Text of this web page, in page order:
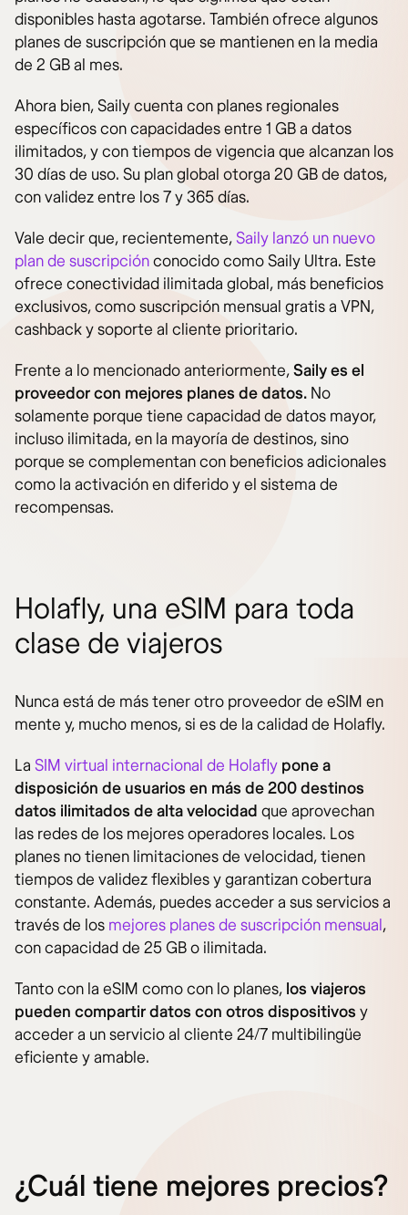
disponibles hasta agotarse. También ofrece algunos
planes de suscripción que se mantienen en la media
de 2 GB al mes.
Ahora bien, Saily cuenta con planes regionales
específicos con capacidades entre 1 GB a datos
ilimitados, y con tiempos de vigencia que alcanzan los
30 días de uso. Su plan global otorga 20 GB de datos,
con validez entre los 7 y 365 días.
Vale decir que, recientemente,Saily lanzó un nuevo
plan de suscripciónconocido como Saily Ultra. Este
ofrece conectividad ilimitada global, más beneficios
exclusivos, como suscripción mensual gratis a VPN,
cashback y soporte al cliente prioritario.
Frente a lo mencionado anteriormente,Saily es el
proveedor con mejores planes de datos. No
solamente porque tiene capacidad de datos mayor,
incluso ilimitada, en la mayoría de destinos, sino
porque se complementan con beneficios adicionales
como la activación en diferido y el sistema de
recompensas.
Holafly, una eSIM para toda
clase de viajeros
Nunca está de más tener otro proveedor de eSIM en
mente y, mucho menos, si es de la calidad de Holafly.
La SIM virtual internacional de Holafly pone a
disposición de usuarios en más de 200 destinos
datos ilimitados de alta velocidad que aprovechan
las redes de los mejores operadores locales. Los
planes no tienen limitaciones de velocidad, tienen
tiempos de validez flexibles y garantizan cobertura
constante. Además, puedes acceder a sus servicios a
través de los mejores planes de suscripción mensual,
con capacidad de 25 GB o ilimitada.
Tanto con la eSIM como con lo planes, los viajeros
pueden compartir datos con otros dispositivosy
acceder a un servicio al cliente 24/7 multibilingüe
eficiente y amable.
¿Cuál tiene mejores precios?